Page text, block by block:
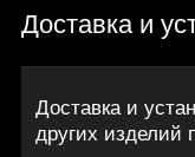
Доставка и
Доставка и
других изделий